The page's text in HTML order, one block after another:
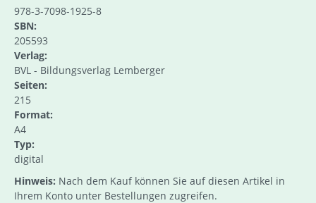
978-3-7098-1925-8
SBN:
205593
Verlag:
BVL - Bildungsverlag Lemberger
Seiten:
215
Format:
A4
Typ:
digital
Hinweis: Nach dem Kauf können Sie auf diesen Artikel in
Ihrem Konto unter Bestellungen zugreifen.